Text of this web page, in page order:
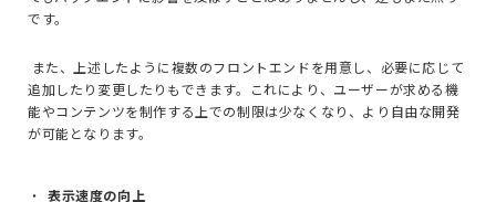
です。
また、上述したように複数のフロントエンドを用意し、必要に応じて
追加したり変更したりもできます。これにより、ユーザーが求める機
能やコンテンツを制作する上での制限は少なくなり、より自由な開発
が可能となります。
表示速度の向上